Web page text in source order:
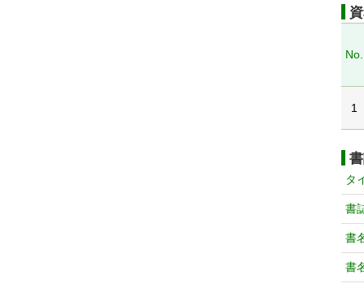
No.
1
タ
書
書
書